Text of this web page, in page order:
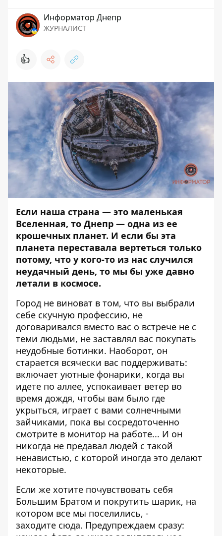
Информатор Днепр
ЖУРНАЛИСТ
👍
Если наша страна — это маленькая
Вселенная, то Днепр — одна из ее
крошечных планет. И если бы эта
планета переставала вертеться только
потому, что у кого-то из нас случился
неудачный день, то мы бы уже давно
летали в космосе.
Город не виноват в том, что вы выбрали
себе скучную профессию, не
договаривался вместо вас о встрече не с
теми людьми, не заставлял вас покупать
неудобные ботинки. Наоборот, он
старается всячески вас поддерживать:
включает уютные фонарики, когда вы
идете по аллее, успокаивает ветер во
время дождя, чтобы вам было где
укрыться, играет с вами солнечными
зайчиками, пока вы сосредоточенно
смотрите в монитор на работе... И он
никогда не предавал людей с такой
ненавистью, с которой иногда это делают
некоторые.
Если же хотите почувствовать себя
Большим Братом и покрутить шарик, на
котором все мы поселились, -
заходите сюда. Предупреждаем сразу: